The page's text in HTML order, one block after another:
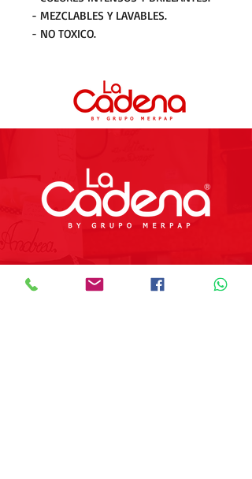
- MEZCLABLES Y LAVABLES.
- NO TOXICO.
Tienda